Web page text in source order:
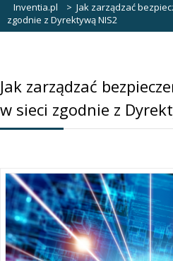
Inventia.pl > Jak zarządzać
zgodnie z Dyrektywą NIS2
Jak zarządzać
w sieci zgodnie z